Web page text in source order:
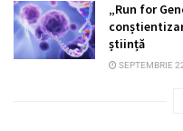
„Run for
știință
SEPTEMBRIE